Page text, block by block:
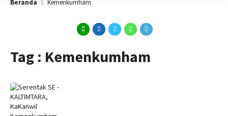
Beranda Kemenkumham
Tag : Kemenkumham